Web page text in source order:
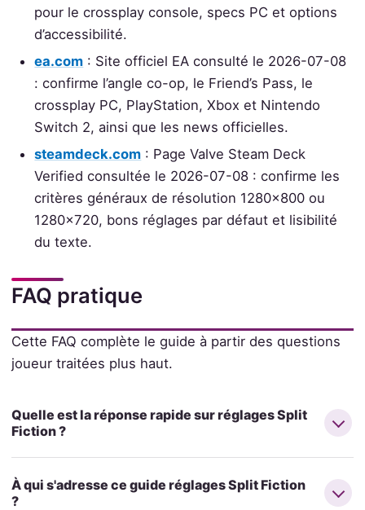
pour le crossplay console, specs PC et options
d’accessibilité.
ea.com : Site officiel EA consulté le 2026-07-08
: confirme l’angle co-op, le Friend’s Pass, le
crossplay PC, PlayStation, Xbox et Nintendo
Switch 2, ainsi que les news officielles.
steamdeck.com : Page Valve Steam Deck
Verified consultée le 2026-07-08 : confirme les
critères généraux de résolution 1280x800 ou
1280x720, bons réglages par défaut et lisibilité
du texte.
FAQ pratique
Cette FAQ complète le guide à partir des questions
joueur traitées plus haut.
Quelle est la réponse rapide sur réglages Split
Fiction ?
À qui s'adresse ce guide réglages Split Fiction
?